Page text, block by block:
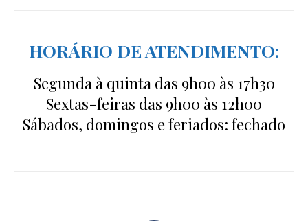
HORÁRIO DE ATENDIMENTO:
Segunda à quinta das 9h00 às 17h30
Sextas-feiras das 9h00 às 12h00
Sábados, domingos e feriados: fechado